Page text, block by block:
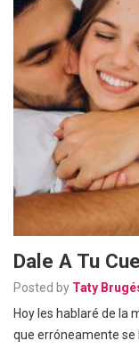
Dale A Tu
Posted by Taty
Hoy les hablaré de la
que erróneamente se